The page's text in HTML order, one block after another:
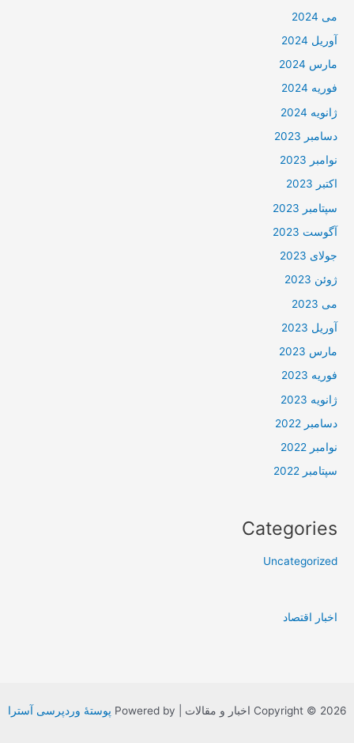
می 2024
آوریل 2024
مارس 2024
فوریه 2024
ژانویه 2024
دسامبر 2023
نوامبر 2023
اکتبر 2023
سپتامبر 2023
آگوست 2023
جولای 2023
ژوئن 2023
می 2023
آوریل 2023
مارس 2023
فوریه 2023
ژانویه 2023
دسامبر 2022
نوامبر 2022
سپتامبر 2022
Categories
Uncategorized
اخبار اقتصاد
Copyright © 2026 اخبار و مقالات | Powered by پوستهٔ وردپرسی آسترا